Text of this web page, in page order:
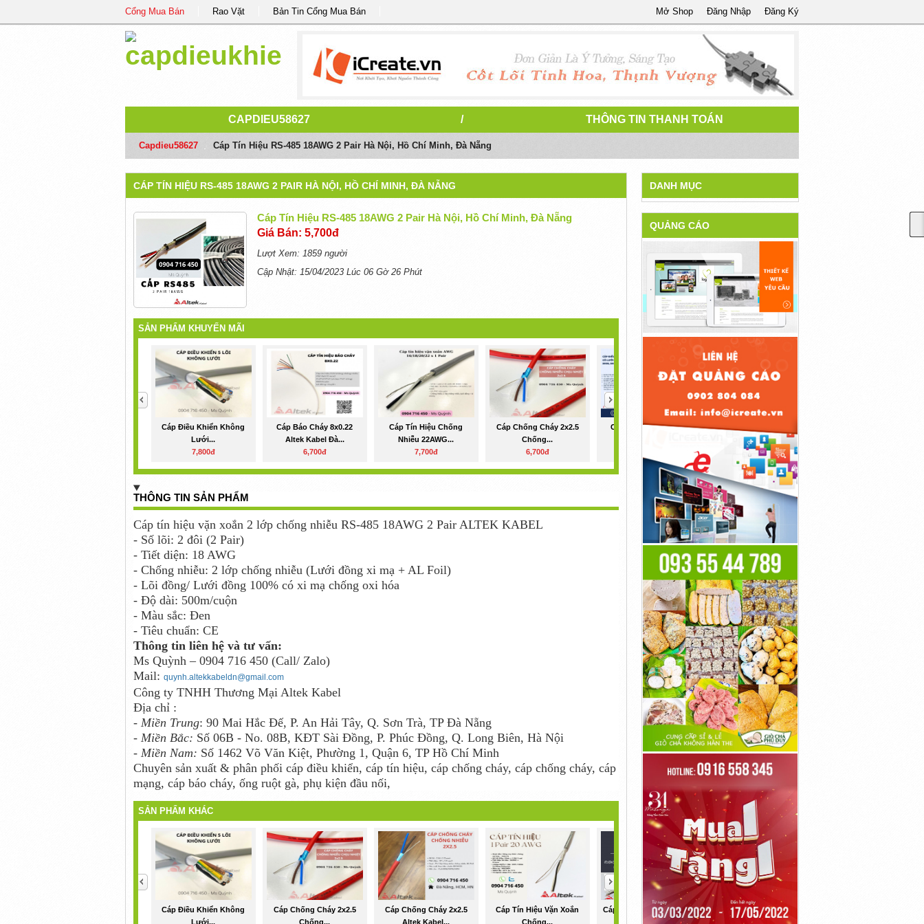
Cổng Mua Bán Rao Vặt Bản Tin Cổng Mua Bán Đăng Ký
Đăng Nhập
Mở Shop
CAPDIEU58627 / THÔNG TIN THANH TOÁN
Capdieu58627 Cáp Tín Hiệu RS-485 18AWG 2 Pair Hà Nội, Hồ Chí Minh, Đà Nẵng
CÁP TÍN HIỆU RS-485 18AWG 2 PAIR HÀ NỘI, HỒ CHÍ MINH, ĐÀ NẴNG
Cáp Tín Hiệu RS-485 18AWG 2 Pair Hà Nội, Hồ Chí Minh, Đà Nẵng
Giá Bán: 5,700đ
Lượt Xem: 1859 người
Cập Nhật: 15/04/2023 Lúc 06 Gờ 26 Phút
SẢN PHẨM KHUYẾN MÃI
Cáp Điều Khiển Không
Lưới...
7,800đ
Cáp Báo Cháy 8x0.22
Altek Kabel Đà...
6,700đ
Cáp Tín Hiệu Chống
Nhiễu 22AWG...
7,700đ
Cáp Chống Cháy 2x2.5
Chống...
6,700đ
Cáp Điều Khiển 3 Lõi
Cáp Chống Cháy 2x2.5
Altek Kabel...
4,800đ
THÔNG TIN SẢN PHẨM
Cáp tín hiệu vặn xoắn 2 lớp chống nhiễu RS-485 18AWG 2 Pair ALTEK KABEL
- Số lõi: 2 đôi (2 Pair)
- Tiết diện: 18 AWG
- Chống nhiễu: 2 lớp chống nhiễu (Lưới đồng xi mạ + AL Foil)
- Lõi đồng/ Lưới đồng 100% có xi mạ chống oxi hóa
- Độ dài: 500m/cuộn
- Màu sắc: Đen
- Tiêu chuẩn: CE
Thông tin liên hệ và tư vấn:
Ms Quỳnh – 0904 716 450 (Call/ Zalo)
Mail: quynh.altekkabeldn@gmail.com
Công ty TNHH Thương Mại Altek Kabel
Địa chỉ :
-Miền Trung: 90 Mai Hắc Đế, P. An Hải Tây, Q. Sơn Trà, TP Đà Nẵng
- Miền Bắc: Số 06B - No. 08B, KĐT Sài Đồng, P. Phúc Đồng, Q. Long Biên, Hà Nội
- Miền Nam: Số 1462 Võ Văn Kiệt, Phường 1, Quận 6, TP Hồ Chí Minh
Chuyên sản xuất & phân phối cáp điều khiển, cáp tín hiệu, cáp chống cháy, cáp chống cháy, cáp
mạng, cáp báo cháy, ống ruột gà, phụ kiện đầu nối,
SẢN PHẨM KHÁC
Cáp Điều Khiển Không
Lưới...
Cáp Chống Cháy 2x2.5
Chống...
Cáp Chống Cháy 2x2.5
Altek Kabel...
Cáp Tín Hiệu Vặn Xoắn
Chống...
Cáp Tín Hiệu RS485 1pair
18AWG...
Cáp Tín Hiệu Vặn Xoắn
Chống...
DANH MỤC
QUẢNG CÁO